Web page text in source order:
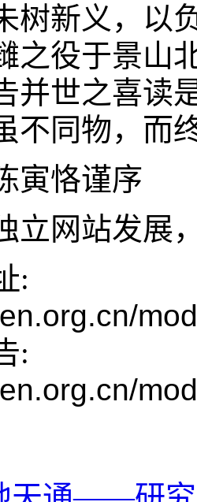
树新义，以
之役于景山
并世之喜读
不同物，而
寅恪谨序
立网站发展
:
: